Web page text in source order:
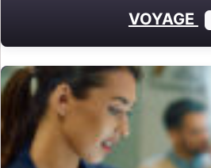
VOYAGE